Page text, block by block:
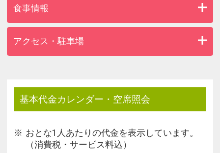
食事情報
アクセス・駐車場
基本代金カレンダー・空席照会
おとな1人あたりの代金を表示しています。
（消費税・サービス料込）